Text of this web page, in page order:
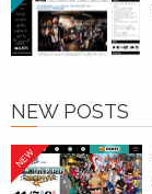
NEW POSTS